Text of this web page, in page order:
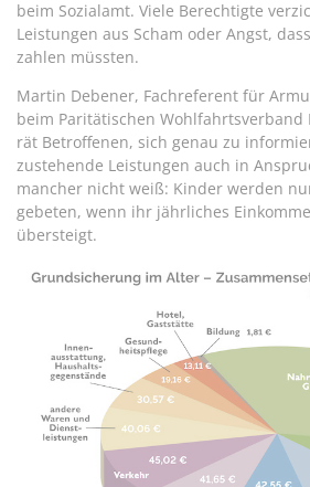
beim Sozialamt. Viele Berechtigte
Leistungen aus Scham oder Angst,
zahlen müssten.
Martin Debener, Fachreferent für
beim Paritätischen
rät Betroffenen, sich genau zu
zustehende Leistungen auch in
mancher nicht weiß: Kinder werden
gebeten, wenn ihr jährliches
übersteigt.